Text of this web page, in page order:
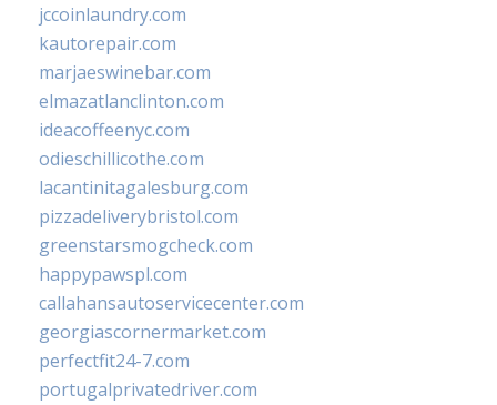
jccoinlaundry.com
kautorepair.com
marjaeswinebar.com
elmazatlanclinton.com
ideacoffeenyc.com
odieschillicothe.com
lacantinitagalesburg.com
pizzadeliverybristol.com
greenstarsmogcheck.com
happypawspl.com
callahansautoservicecenter.com
georgiascornermarket.com
perfectfit24-7.com
portugalprivatedriver.com